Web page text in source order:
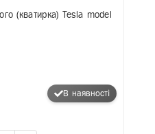
(кватирка) Tesla model
В наявності